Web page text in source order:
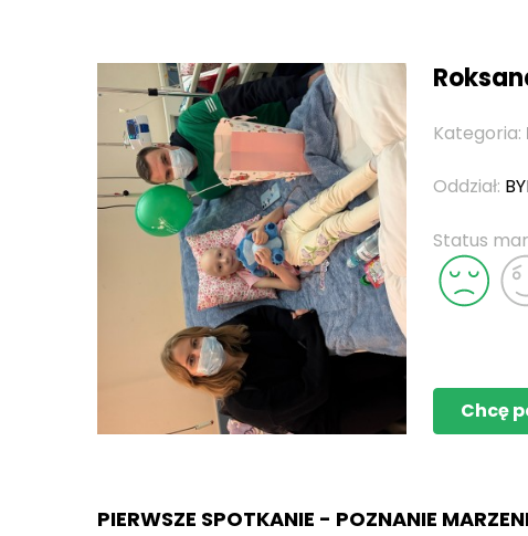
Kategoria:
Oddział:
Status
Chcę
PIERWSZE SPOTKANIE - POZNANIE